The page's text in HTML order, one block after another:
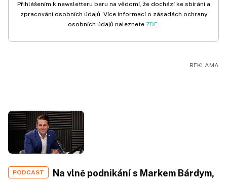
Přihlášením k newsletteru beru na vědomí, že dochází ke sbírání a
zpracování osobních údajů. Více informací o zásadách ochrany
osobních údajů naleznete ZDE.
PODCAST
Na vlně podnikání s Markem Bárdym,